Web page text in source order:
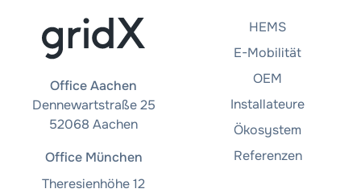
Office Aachen
Dennewartstraße 25
52068 Aachen
Office München
Theresienhöhe 12
HEMS
E-Mobilität
OEM
Installateure
Ökosystem
Referenzen